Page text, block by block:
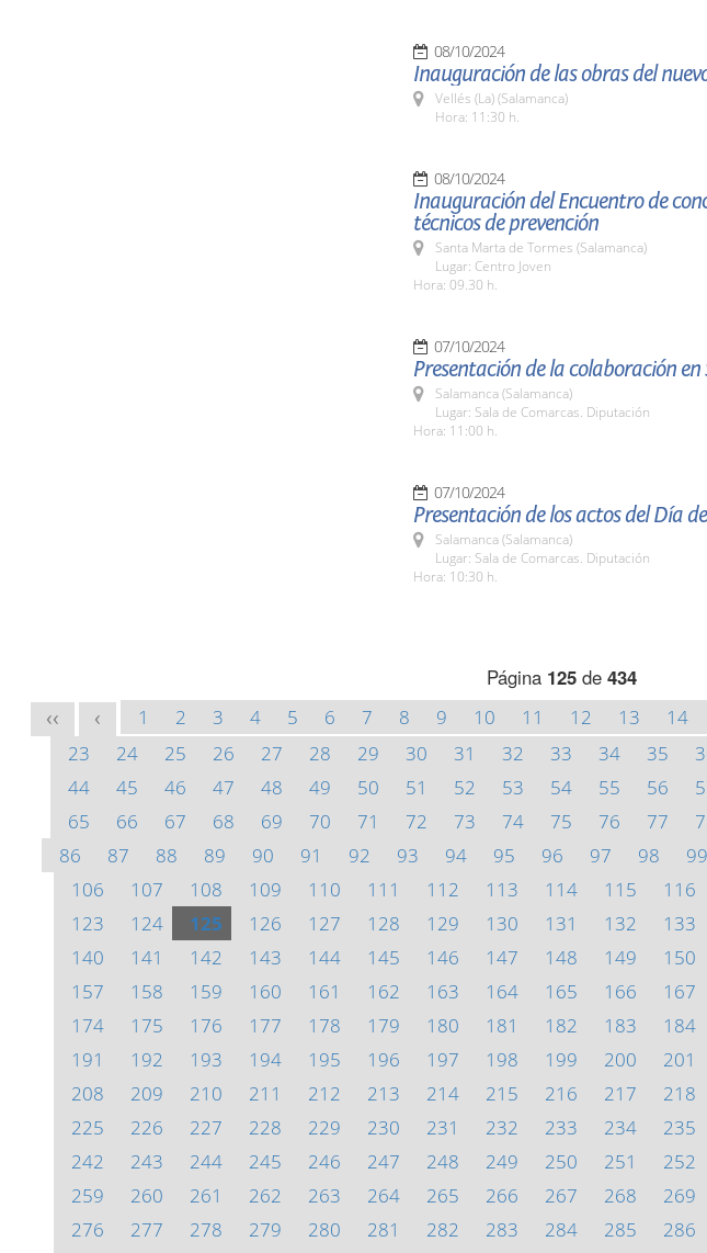
08/10/2024
Inauguración de las obras del
Vellés (La) (Salamanca)
Hora: 11:30 h.
08/10/2024
Inauguración del Encuentro de
técnicos de prevención
Santa Marta de Tormes (Salamanca)
Lugar: Centro Joven
Hora: 09.30 h.
07/10/2024
Presentación de la colaboración
Salamanca (Salamanca)
Lugar: Sala de Comarcas. Diputación
Hora: 11:00 h.
07/10/2024
Presentación de los actos del Día
Salamanca (Salamanca)
Lugar: Sala de Comarcas. Diputación
Hora: 10:30 h.
Página 125de 434
<< < 1 2 3 4 5 6 7 8 9 10 11 12 13 14
23
24 25 26 27 28 29 30 31 32 33 34 35
44
45 46 47 48 49 50 51 52 53 54 55 56
65
66 67 68 69 70 71 72 73 74 75 76 77
86
87 88 89 90 91 92 93 94 95 96 97 98 99
106
107 108 109 110 111 112 113 114 115 116
123
124 125 126 127 128 129 130 131 132 133
140
141 142 143 144 145 146 147 148 149 150
157
158 159 160 161 162 163 164 165 166 167
174
175 176 177 178 179 180 181 182 183 184
191
192 193 194 195 196 197 198 199 200 201
208
209 210 211 212 213 214 215 216 217 218
225
226 227 228 229 230 231 232 233 234 235
242
243 244 245 246 247 248 249 250 251 252
259
260 261 262 263 264 265 266 267 268 269
276
277 278 279 280 281 282 283 284 285 286